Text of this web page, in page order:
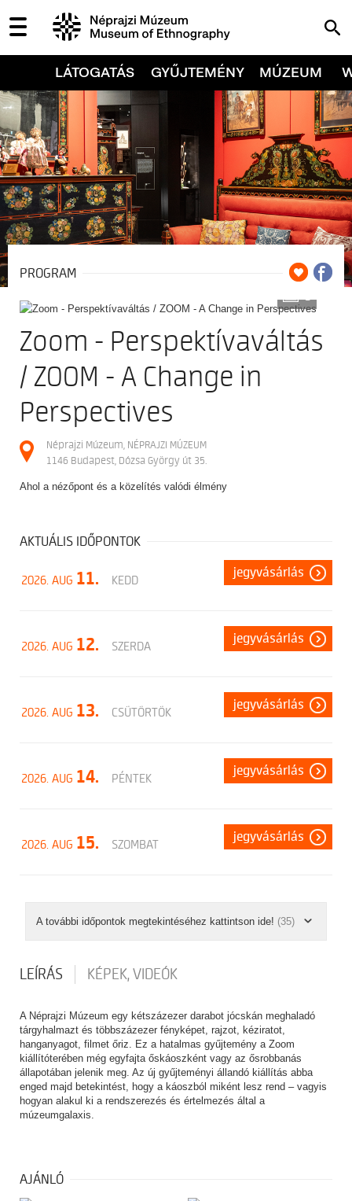
LÁTOGATÁS GYŰJTEMÉNY MÚZEUM
PROGRAM
3
Zoom - Perspektívaváltás
/ ZOOM - A Change in
Perspectives
Néprajzi Múzeum, NÉPRAJZI MÚZEUM
1146 Budapest, Dózsa György út 35.
Ahol a nézőpont és a közelítés valódi élmény
AKTUÁLIS IDŐPONTOK
2026. AUG 11. KEDD
jegyvásárlás
2026. AUG 12. SZERDA
jegyvásárlás
2026. AUG 13. CSÜTÖRTÖK
jegyvásárlás
2026. AUG 14. PÉNTEK
jegyvásárlás
2026. AUG 15. SZOMBAT
jegyvásárlás
A további időpontok megtekintéséhez kattintson ide! (35)
LEÍRÁS KÉPEK, VIDEÓK
A Néprajzi Múzeum egy kétszázezer darabot jócskán meghaladó
tárgyhalmazt és többszázezer fényképet, rajzot, kéziratot,
hanganyagot, filmet őriz. Ez a hatalmas gyűjtemény a Zoom
kiállítóterében még egyfajta őskáoszként vagy az ősrobbanás
állapotában jelenik meg. Az új gyűjteményi állandó kiállítás abba
enged majd betekintést, hogy a káoszból miként lesz rend – vagyis
hogyan alakul ki a rendszerezés és értelmezés által a
múzeumgalaxis.
AJÁNLÓ